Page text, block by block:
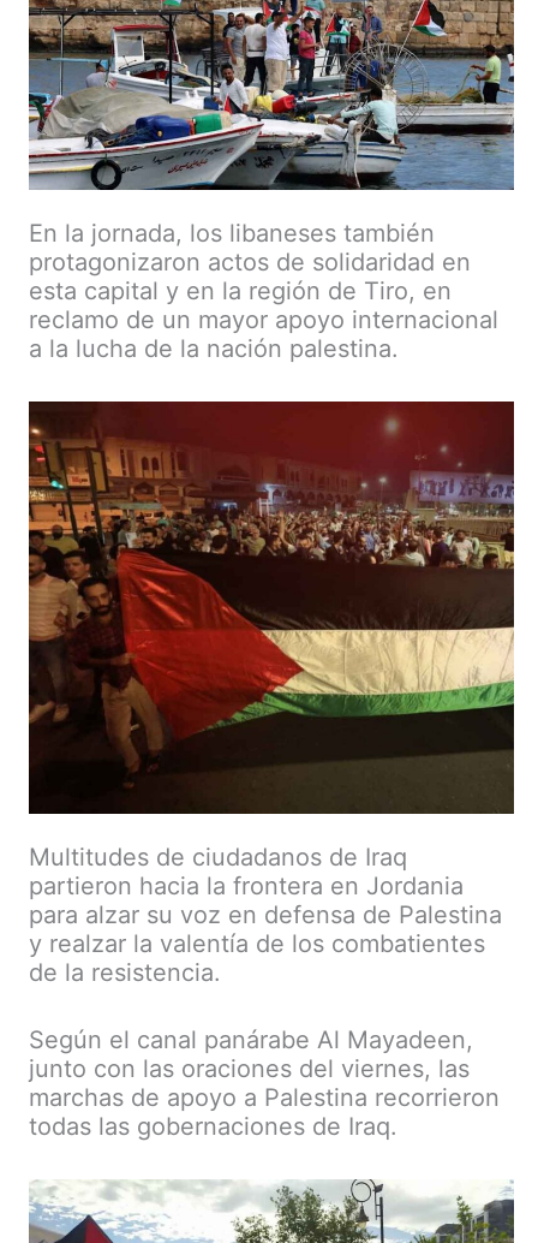
En la jornada, los libaneses también
protagonizaron actos de solidaridad en
esta capital y en la región de Tiro, en
reclamo de un mayor apoyo internacional
a la lucha de la nación palestina.
Multitudes de ciudadanos de Iraq
partieron hacia la frontera en Jordania
para alzar su voz en defensa de Palestina
y realzar la valentía de los combatientes
de la resistencia.
Según el canal panárabe Al Mayadeen,
junto con las oraciones del viernes, las
marchas de apoyo a Palestina recorrieron
todas las gobernaciones de Iraq.